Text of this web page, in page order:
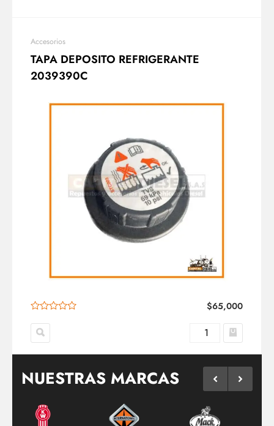
Accesorios
TAPA DEPOSITO REFRIGERANTE
2039390C
$65,000
NUESTRAS MARCAS